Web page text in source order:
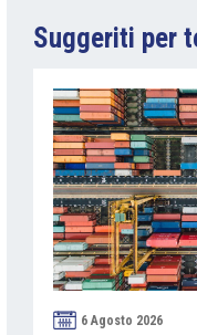
Suggeriti per
6 Agosto 2026